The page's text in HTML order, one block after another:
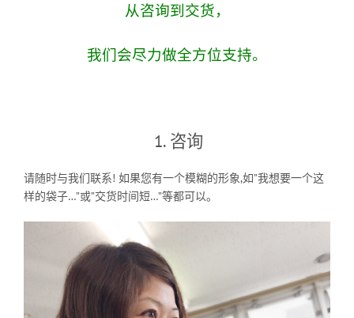
从咨询到交货，
我们会尽力做全方位支持。
1. 咨询
请随时与我们联系! 如果您有一个模糊的形象,如”我想要一个这
样的袋子…”或”交货时间短…”等都可以。